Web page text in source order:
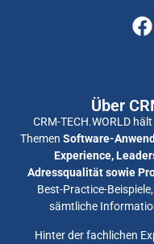
Über
CRM-TECH.WORLD
Themen Software-
Experience,
Adressqualität sowie
Best-Practice-
sämtliche
Hinter der fachlichen